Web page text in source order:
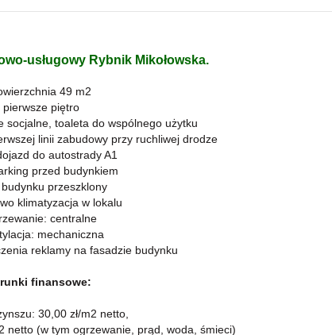
usługowy Rybnik Mikołowska.
49 m2
pierwsze piętro
socjalne, toaleta do wspólnego użytku
linii zabudowy przy ruchliwej drodze
do autostrady A1
przed budynkiem
przeszklony
klimatyzacja w lokalu
centralne
mechaniczna
reklamy na fasadzie budynku
finansowe:
30,00 zł/m2 netto,
netto (w tym ogrzewanie, prąd, woda, śmieci)